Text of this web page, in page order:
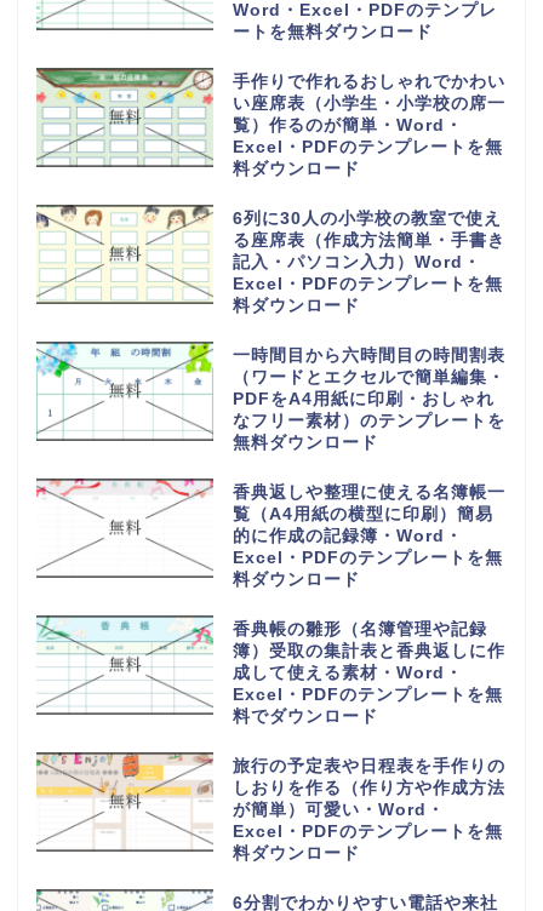
Word・Excel・PDFのテンプレ
ートを無料ダウンロード
手作りで作れるおしゃれでかわい
い座席表（小学生・小学校の席一
覧）作るのが簡単・Word・
Excel・PDFのテンプレートを無
料ダウンロード
6列に30人の小学校の教室で使え
る座席表（作成方法簡単・手書き
記入・パソコン入力）Word・
Excel・PDFのテンプレートを無
料ダウンロード
一時間目から六時間目の時間割表
（ワードとエクセルで簡単編集・
PDFをA4用紙に印刷・おしゃれ
なフリー素材）のテンプレートを
無料ダウンロード
香典返しや整理に使える名簿帳一
覧（A4用紙の横型に印刷）簡易
的に作成の記録簿・Word・
Excel・PDFのテンプレートを無
料ダウンロード
香典帳の雛形（名簿管理や記録
簿）受取の集計表と香典返しに作
成して使える素材・Word・
Excel・PDFのテンプレートを無
料でダウンロード
旅行の予定表や日程表を手作りの
しおりを作る（作り方や作成方法
が簡単）可愛い・Word・
Excel・PDFのテンプレートを無
料ダウンロード
6分割でわかりやすい電話や来社